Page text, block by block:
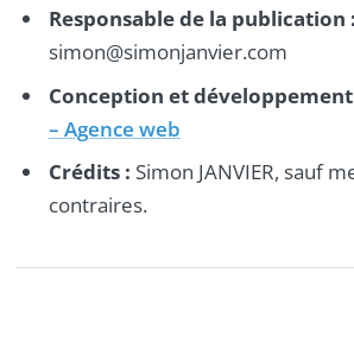
Responsable de la publication :
simon@simonjanvier.com
Conception et
– Agence web
Crédits : Simon JANVIER, sauf
contraires.